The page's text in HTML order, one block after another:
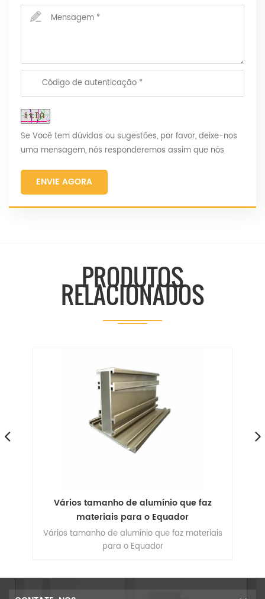
Se Você tem dúvidas ou sugestões, por favor, deixe-nos
uma mensagem, nós responderemos assim que nós
ENVIE AGORA
PRODUTOS
RELACIONADOS
Vários tamanho de alumínio que faz
materiais para o Equador
Vários tamanho de alumínio que faz materiais
para o Equador